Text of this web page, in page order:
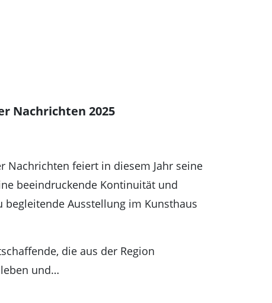
Nachrichten 2025
Nachrichten feiert in diesem Jahr seine
beeindruckende Kontinuität und
begleitende Ausstellung im Kunsthaus
die aus der Region
und…